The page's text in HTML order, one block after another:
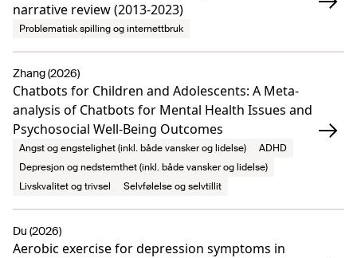
narrative review (2013-2023)
Problematisk spilling og internettbruk
Chatbots for Children and Adolescents: A Meta-
analysis of Chatbots for Mental Health Issues and
Psychosocial Well-Being Outcomes
Zhang (2026)
Angst og engstelighet (inkl. både vansker og lidelse)
ADHD
Depresjon og nedstemthet (inkl. både vansker og lidelse)
Livskvalitet og trivsel
Selvfølelse og selvtillit
Aerobic exercise for depression symptoms in
Du (2026)